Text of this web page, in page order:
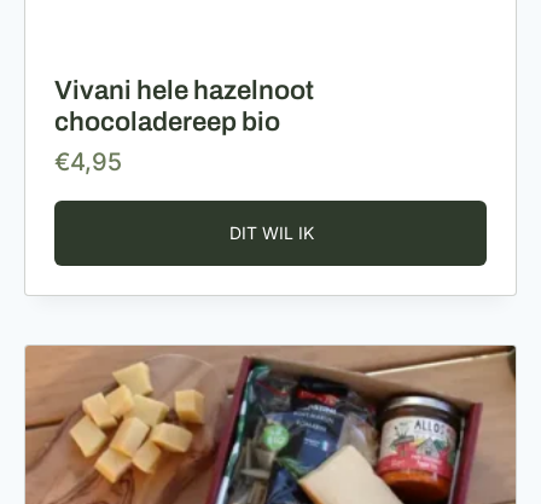
Vivani hele hazelnoot
chocoladereep bio
€4,95